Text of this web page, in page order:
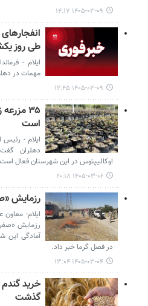
۱۴۰۵-۰۳-۰۹ ۱۴:۱۷
طی روز
ایلام -
مهمات در
۱۴۰۵-۰۳-۰۹ ۱۲:۴۵
۳۵
است
ایلام - رئیس
اوکالیپتوس در این شهرستان فعال
۱۴۰۵-۰۳-۰۶ ۲۰:۱۸
رزمایش
ایلام- معاون
رزمایش
آمادگی این
در فصل گرما خبر داد.
۱۴۰۵-۰۳-۰۴ ۱۳:۰۴
گذشت